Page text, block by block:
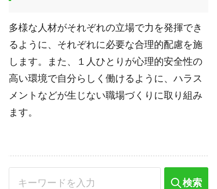
多様な人材がそれぞれの立場で力を発揮でき
るように、それぞれに必要な合理的配慮を施
します。また、１人ひとりが心理的安全性の
高い環境で自分らしく働けるように、ハラス
メントなどが生じない職場づくりに取り組み
ます。
検索